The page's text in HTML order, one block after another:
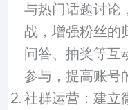
与热门话题讨论
战，增强粉丝的
问答、抽奖等互
参与，提高账号
社群运营：建立